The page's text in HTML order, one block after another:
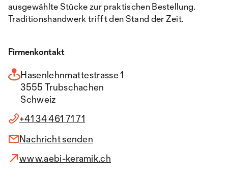
ausgewählte Stücke zur praktischen Bestellung.
Traditionshandwerk trifft den Stand der Zeit.
Firmenkontakt
Hasenlehnmattestrasse 1
3555 Trubschachen
Schweiz
+41 34 461 71 71
Nachricht senden
www.aebi-keramik.ch